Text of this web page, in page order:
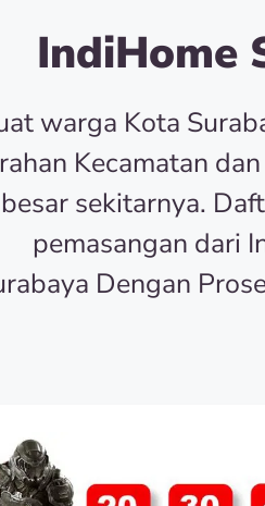
IndiHome
warga Kota
Kecamatan
besar sekitarnya.
pemasangan dari
Dengan